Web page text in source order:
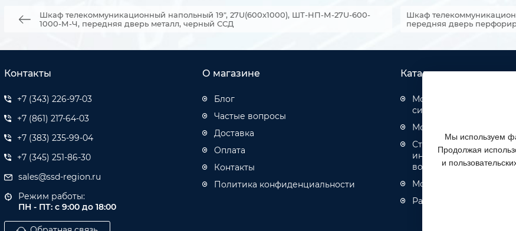
Шкаф телекоммуникационный напольный 19", 27U(600x1000), ШТ-НП-М-27U-600-
1000-М-Ч, передняя дверь металл, черный ССД
Шкаф
передняя дверь
Контакты
+7 (343) 226-97-03
+7 (861) 217-64-03
+7 (383) 235-99-04
+7 (345) 251-86-30
sales@ssd-region.ru
Режим работы:
ПН - ПТ: с 9:00 до 18:00
О магазине
Блог
Частые вопросы
Доставка
Оплата
Контакты
Политика конфиденциальности
Каталог товаров
Монтаж
систем
Монтаж оптических
Строительство
инфраструктуры
водоотведения
Монтаж кабелей связи
Разное
Мы используем
Продолжая
и